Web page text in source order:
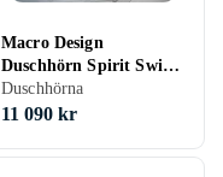
Macro Design
Duschhörn Spirit Swing
Vikbar
Duschhörna
11 090 kr